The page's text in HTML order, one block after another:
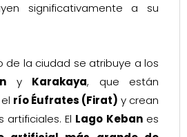
significativamente a su
de la ciudad se atribuye a los
y Karakaya, que están
río Éufrates (Firat) y crean
El Lago Kebanes